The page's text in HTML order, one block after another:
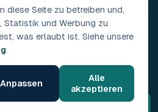
diese Seite zu betreiben und,
Statistik und Werbung zu
was erlaubt ist. Siehe unsere
.
Anpassen
Alle
akzeptieren